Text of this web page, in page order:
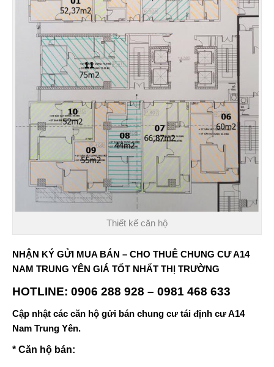
Thiết kế căn hộ
NHẬN KÝ GỬI MUA BÁN – CHO THUÊ CHUNG CƯ A14
NAM TRUNG YÊN GIÁ TỐT NHẤT THỊ TRƯỜNG
HOTLINE: 0906 288 928 – 0981 468 633
Cập nhật các căn hộ gửi bán chung cư tái định cư A14
Nam Trung Yên.
* Căn hộ bán: